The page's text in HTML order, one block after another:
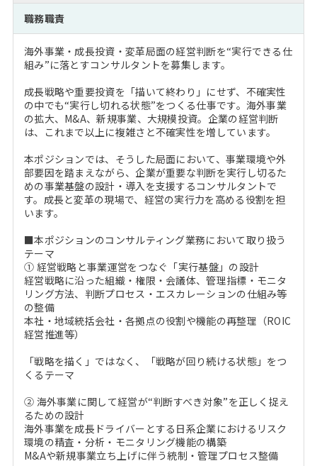
インターン受入企業一覧
MBAを生かす求人特集
年齢と年収の相関図
注目企業インタビュー
Career Talk Live
MBA NETWORKING
ニュースリリース
職務職責
海外事業・成長投資・変革局面の経営判断を“実行できる仕
組み”に落とすコンサルタントを募集します。
成長戦略や重要投資を「描いて終わり」にせず、不確実性
の中でも“実行し切れる状態”をつくる仕事です。海外事業
の拡大、M&A、新規事業、大規模投資。企業の経営判断
は、これまで以上に複雑さと不確実性を増しています。
本ポジションでは、そうした局面において、事業環境や外
部要因を踏まえながら、企業が重要な判断を実行し切るた
めの事業基盤の設計・導入を支援するコンサルタントで
す。成長と変革の現場で、経営の実行力を高める役割を担
います。
■本ポジションのコンサルティング業務において取り扱う
テーマ
① 経営戦略と事業運営をつなぐ「実行基盤」の設計
経営戦略に沿った組織・権限・会議体、管理指標・モニタ
リング方法、判断プロセス・エスカレーションの仕組み等
の整備
本社・地域統括会社・各拠点の役割や機能の再整理（ROIC
経営推進等）
「戦略を描く」ではなく、「戦略が回り続ける状態」をつ
くるテーマ
② 海外事業に関して経営が“判断すべき対象”を正しく捉え
るための設計
海外事業を成長ドライバーとする日系企業におけるリスク
環境の精査・分析・モニタリング機能の構築
M&Aや新規事業立ち上げに伴う統制・管理プロセス整備